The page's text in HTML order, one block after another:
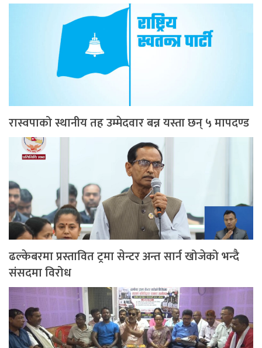
रास्वपाको स्थानीय तह उम्मेदवार बन्न यस्ता छन् ५ मापदण्ड
ढल्केबरमा प्रस्तावित ट्रमा सेन्टर अन्त सार्न खोजेको भन्दै
संसदमा विरोध